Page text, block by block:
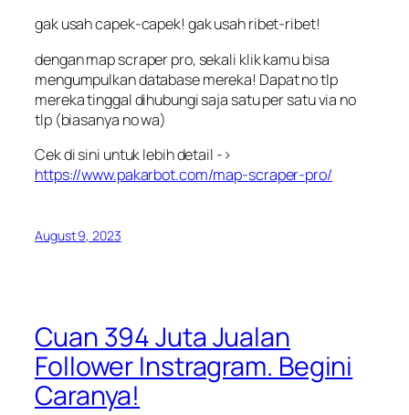
gak usah capek-capek! gak usah ribet-ribet!
dengan map scraper pro, sekali klik kamu bisa
mengumpulkan database mereka! Dapat no tlp
mereka tinggal dihubungi saja satu per satu via no
tlp (biasanya no wa)
Cek di sini untuk lebih detail ->
https://www.pakarbot.com/map-scraper-pro/
August 9, 2023
Cuan 394 Juta Jualan
Follower Instragram. Begini
Caranya!